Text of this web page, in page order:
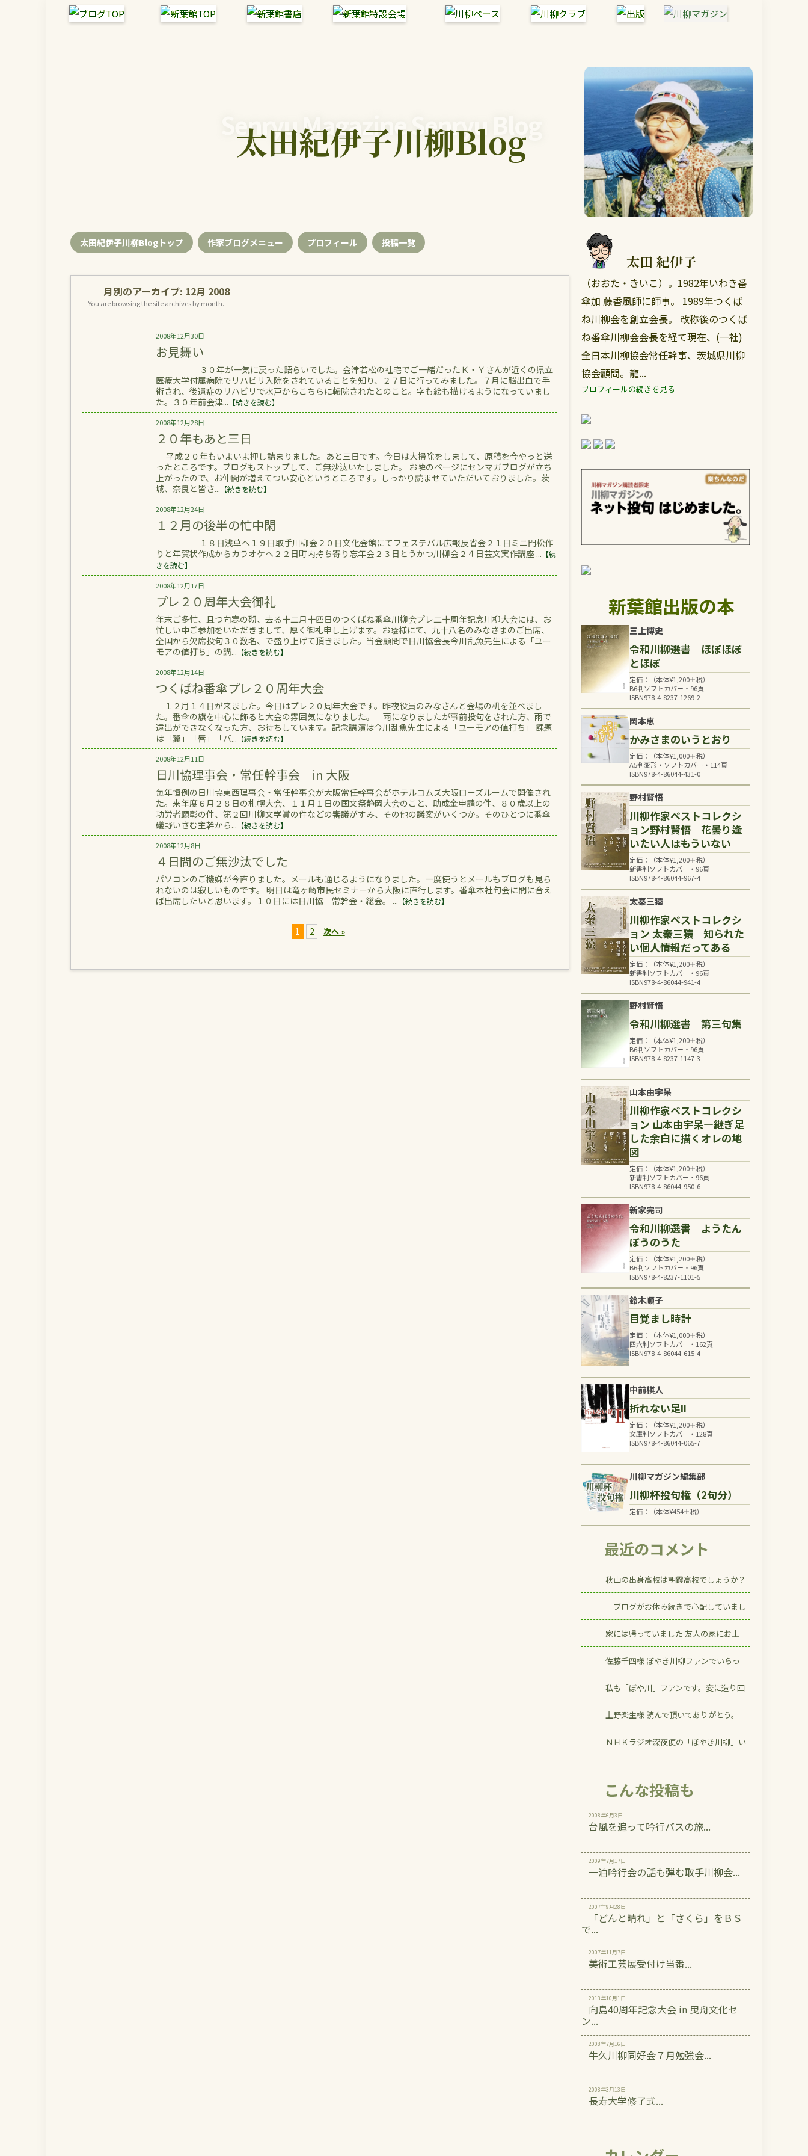
Senryu Magazine Senryu Blog
太田紀伊子川柳Blog
太田紀伊子川柳Blogトップ 作家ブログメニュー プロフィール 投稿一覧
月別のアーカイブ: 12月 2008
You are browsing the site archives by month.
2008年12月30日
お見舞い
３０年が一気に戻った語らいでした。会津若松の社宅でご一緒だったＫ・Ｙさんが近くの県立
医療大学付属病院でリハビリ入院をされていることを知り、２７日に行ってみました。７月に脳出血で手
術され、後遺症のリハビリで水戸からこちらに転院されたとのこと。字も絵も描けるようになっていまし
た。３０年前会津... 【続きを読む】
2008年12月28日
２０年もあと三日
平成２０年もいよいよ押し詰まりました。あと三日です。今日は大掃除をしまして、原稿を今やっと送
ったところです。ブログもストップして、ご無沙汰いたしました。 お隣のページにセンマガブログが立ち
上がったので、お仲間が増えてつい安心というところです。しっかり読ませていただいておりました。茨
城、奈良と皆さ... 【続きを読む】
2008年12月24日
１２月の後半の忙中閑
１８日浅草へ１９日取手川柳会２０日文化会館にてフェステバル広報反省会２１日ミニ門松作
りと年賀状作成からカラオケへ２２日町内持ち寄り忘年会２３日とうかつ川柳会２４日芸文実作講座 ... 【続
きを読む】
2008年12月17日
プレ２０周年大会御礼
年末ご多忙、且つ向寒の砌、去る十二月十四日のつくばね番傘川柳会プレ二十周年記念川柳大会には、お
忙しい中ご参加をいただきまして、厚く御礼申し上げます。お蔭様にて、九十八名のみなさまのご出席、
全国から欠席投句３０数名、で盛り上げて頂きました。当会顧問で日川協会長今川乱魚先生による「ユー
モアの値打ち」の講... 【続きを読む】
2008年12月14日
つくばね番傘プレ２０周年大会
１２月１４日が来ました。今日はプレ２０周年大会です。昨夜役員のみなさんと会場の机を並べまし
た。番傘の旗を中心に飾ると大会の雰囲気になりました。 雨になりましたが事前投句をされた方、雨で
遠出ができなくなった方、お待ちしています。記念講演は今川乱魚先生による「ユーモアの値打ち」 課題
は「翼」「唇」「バ... 【続きを読む】
2008年12月11日
日川協理事会・常任幹事会 in 大阪
毎年恒例の日川協東西理事会・常任幹事会が大阪常任幹事会がホテルコムズ大阪ローズルームで開催され
た。来年度６月２８日の札幌大会、１１月１日の国文祭静岡大会のこと、助成金申請の件、８０歳以上の
功労者顕彰の件、第２回川柳文学賞の件などの審議がすみ、その他の議案がいくつか。そのひとつに番傘
礒野いさむ主幹から... 【続きを読む】
2008年12月8日
４日間のご無沙汰でした
パソコンのご機嫌が今直りました。メールも通じるようになりました。一度使うとメールもブログも見ら
れないのは寂しいものです。 明日は竜ヶ崎市民セミナーから大阪に直行します。番傘本社句会に間に合え
ば出席したいと思います。１０日には日川協 常幹会・総会。 ... 【続きを読む】
1 2 次へ »
太田 紀伊子
（おおた・きいこ）。1982年いわき番
傘加 藤香風師に師事。 1989年つくば
ね川柳会を創立会長。 改称後のつくば
ね番傘川柳会会長を経て現在、(一社)
全日本川柳協会常任幹事、茨城県川柳
協会顧問。龍...
プロフィールの続きを見る
新葉館出版の本
三上博史
令和川柳選書 ほぼほぼ
とほぼ
定価：（本体¥1,200＋税）
B6判ソフトカバー・96頁
ISBN978-4-8237-1269-2
岡本恵
かみさまのいうとおり
定価：（本体¥1,000＋税）
A5判変形・ソフトカバー・114頁
ISBN978-4-86044-431-0
野村賢悟
川柳作家ベストコレクシ
ョン野村賢悟―花曇り逢
いたい人はもういない
定価：（本体¥1,200＋税）
新書判ソフトカバー・96頁
ISBN978-4-86044-967-4
太秦三猿
川柳作家ベストコレクシ
ョン 太秦三猿―知られた
い個人情報だってある
定価：（本体¥1,200＋税）
新書判ソフトカバー・96頁
ISBN978-4-86044-941-4
野村賢悟
令和川柳選書 第三句集
定価：（本体¥1,200＋税）
B6判ソフトカバー・96頁
ISBN978-4-8237-1147-3
山本由宇呆
川柳作家ベストコレクシ
ョン 山本由宇呆―継ぎ足
した余白に描くオレの地
図
定価：（本体¥1,200＋税）
新書判ソフトカバー・96頁
ISBN978-4-86044-950-6
新家完司
令和川柳選書 ようたん
ぼうのうた
定価：（本体¥1,200＋税）
B6判ソフトカバー・96頁
ISBN978-4-8237-1101-5
鈴木順子
目覚まし時計
定価：（本体¥1,000＋税）
四六判ソフトカバー・162頁
ISBN978-4-86044-615-4
中前棋人
折れない足Ⅱ
定価：（本体¥1,200＋税）
文庫判ソフトカバー・128頁
ISBN978-4-86044-065-7
川柳マガジン編集部
川柳杯投句権（2句分）
定価：（本体¥454＋税）
最近のコメント
秋山の出身高校は朝霞高校でしょうか？
ブログがお休み続きで心配していまし
家には帰っていました 友人の家にお土
佐藤千四様 ぼやき川柳ファンでいらっ
私も「ぼや川」フアンです。変に造り回
上野楽生様 読んで頂いてありがとう。
ＮＨＫラジオ深夜便の「ぼやき川柳」い
こんな投稿も
2008年6月3日
台風を追って吟行バスの旅...
2009年7月17日
一泊吟行会の話も弾む取手川柳会...
2007年9月28日
「どんと晴れ」と「さくら」をＢＳ
で...
2007年11月7日
美術工芸展受付け当番...
2013年10月1日
向島40周年記念大会 in 曳舟文化セ
ン...
2008年7月16日
牛久川柳同好会７月勉強会...
2008年3月13日
長寿大学修了式...